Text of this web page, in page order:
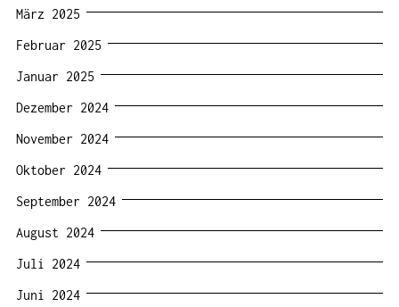
März 2025
Februar 2025
Januar 2025
Dezember 2024
November 2024
Oktober 2024
September 2024
August 2024
Juli 2024
Juni 2024